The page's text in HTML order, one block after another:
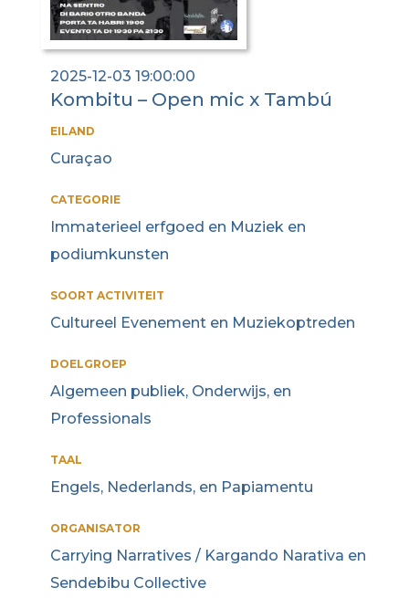
2025-12-03 19:00:00
Kombitu – Open mic x Tambú
EILAND
Curaçao
CATEGORIE
Immaterieel erfgoed en Muziek en
podiumkunsten
SOORT ACTIVITEIT
Cultureel Evenement en Muziekoptreden
DOELGROEP
Algemeen publiek, Onderwijs, en
Professionals
TAAL
Engels, Nederlands, en Papiamentu
ORGANISATOR
Carrying Narratives / Kargando Narativa en
Sendebibu Collective